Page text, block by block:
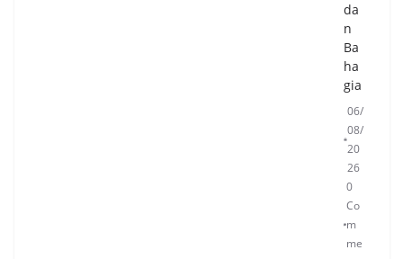
da
n
Ba
ha
gia
06/
08/
20
26
0
Co
m
me